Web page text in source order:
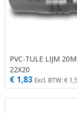
PVC-TULE LIJM
22X20
€ 1,83 Excl. BTW: €